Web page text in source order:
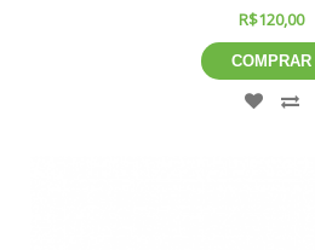
R$120,00
COMPRAR